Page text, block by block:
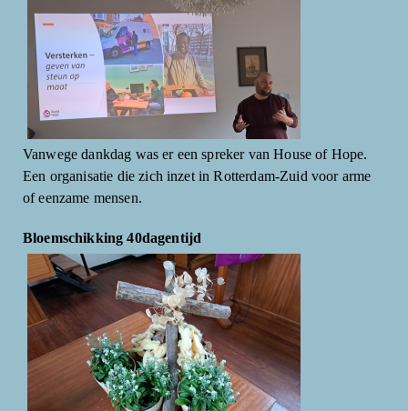
Vanwege dankdag was er een spreker van House of Hope.
Een organisatie die zich inzet in Rotterdam-Zuid voor arme
of eenzame mensen.
Bloemschikking 40dagentijd